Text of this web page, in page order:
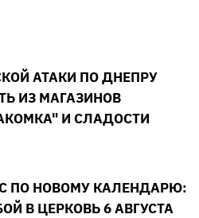
АТАКИ ПО ДНЕПРУ
ИЗ МАГАЗИНОВ
И СЛАДОСТИ
ПО НОВОМУ КАЛЕНДАРЮ:
В ЦЕРКОВЬ 6 АВГУСТА